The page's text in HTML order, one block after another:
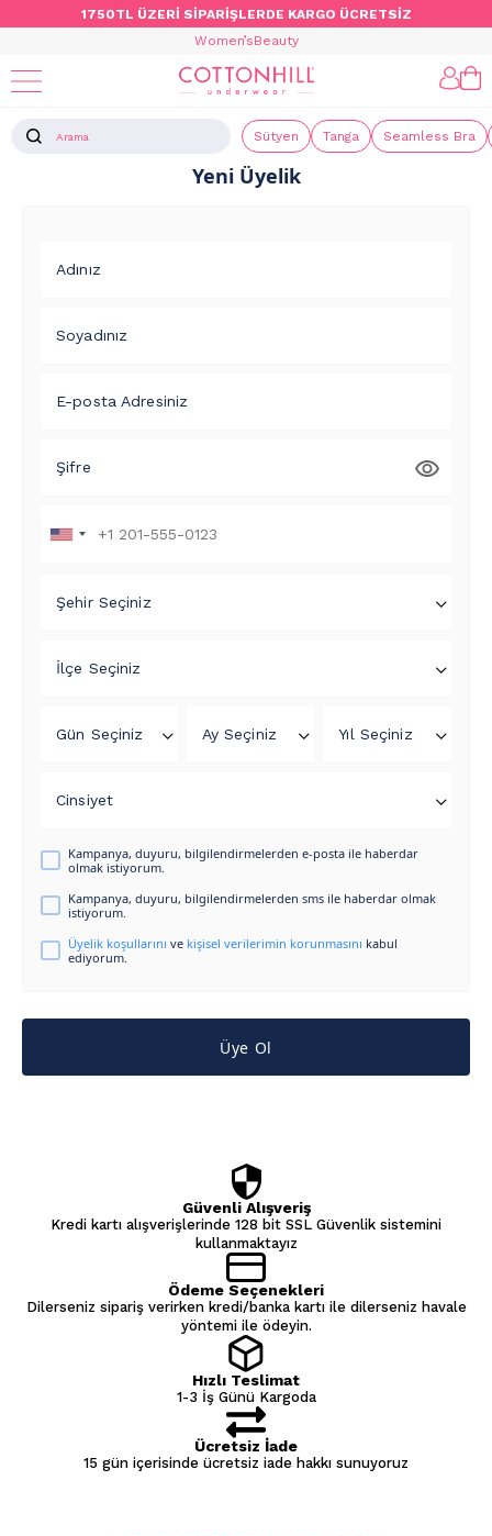
1750TL ÜZERİ SİPARİŞLERDE KARGO ÜCRETSİZ
Women’sBeauty
Sütyen Tanga Seamless Bra
Yeni Üyelik
Adınız
Soyadınız
E-posta Adresiniz
Şifre
Şehir Seçiniz
İlçe Seçiniz
Gün Seçiniz Ay Seçiniz Yıl Seçiniz
Cinsiyet
Kampanya, duyuru, bilgilendirmelerden e-posta ile haberdar
olmak istiyorum.
Kampanya, duyuru, bilgilendirmelerden sms ile haberdar olmak
istiyorum.
Üyelik koşullarını ve kişisel verilerimin korunmasını kabul
ediyorum.
Üye Ol
Güvenli Alışveriş
Kredi kartı alışverişlerinde 128 bit SSL Güvenlik sistemini
kullanmaktayız
Ödeme Seçenekleri
Dilerseniz sipariş verirken kredi/banka kartı ile dilerseniz havale
yöntemi ile ödeyin.
Hızlı Teslimat
1-3 İş Günü Kargoda
Ücretsiz İade
15 gün içerisinde ücretsiz iade hakkı sunuyoruz